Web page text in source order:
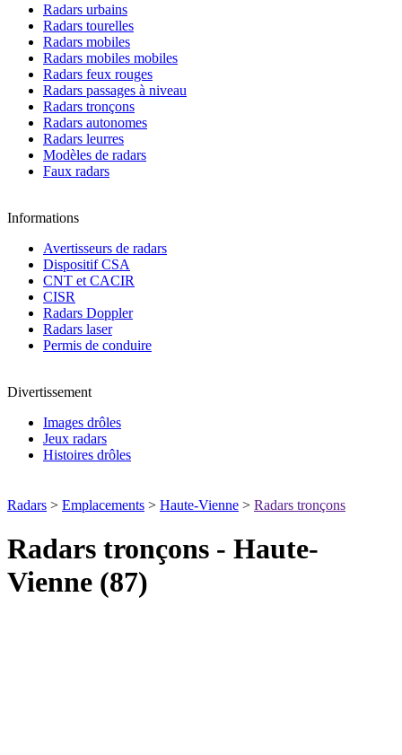
Radars urbains
Radars tourelles
Radars mobiles
Radars mobiles mobiles
Radars feux rouges
Radars passages à niveau
Radars tronçons
Radars autonomes
Radars leurres
Modèles de radars
Faux radars
Informations
Avertisseurs de radars
Dispositif CSA
CNT et CACIR
CISR
Radars Doppler
Radars laser
Permis de conduire
Divertissement
Images drôles
Jeux radars
Histoires drôles
Radars > Emplacements > Haute-Vienne > Radars tronçons
Radars tronçons - Haute-
Vienne (87)